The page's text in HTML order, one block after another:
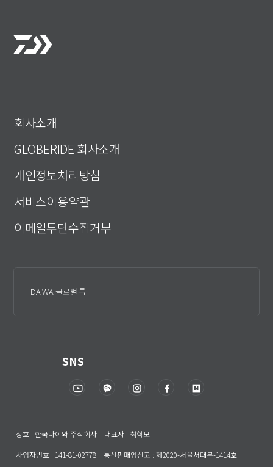
회사소개
GLOBERIDE 회사소개
개인정보처리방침
서비스이용약관
이메일무단수집거부
DAIWA 글로벌 톱
SNS
상호 : 한국다이와 주식회사 대표자 : 최학모
사업자번호 : 141-81-02778 통신판매업신고 : 제2020-서울서대문-1414호